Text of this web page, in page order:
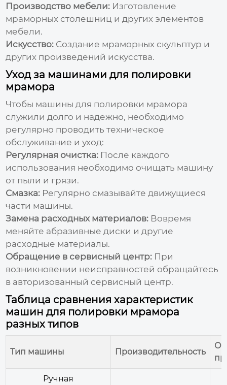
Производство мебели: Изготовление
мраморных столешниц и других элементов
мебели.
Искусство: Создание мраморных скульптур и
других произведений искусства.
Уход за машинами для полировки
мрамора
Чтобы машины для полировки мрамора
служили долго и надежно, необходимо
регулярно проводить техническое
обслуживание и уход:
Регулярная очистка: После каждого
использования необходимо очищать машину
от пыли и грязи.
Смазка: Регулярно смазывайте движущиеся
части машины.
Замена расходных материалов: Вовремя
меняйте абразивные диски и другие
расходные материалы.
Обращение в сервисный центр: При
возникновении неисправностей обращайтесь
в авторизованный сервисный центр.
Таблица сравнения характеристик
машин для полировки мрамора
разных типов
Тип машины Производительность
Ручная